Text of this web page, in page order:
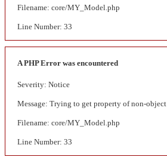
Filename: core/MY_Model.php
Line Number: 33
A PHP Error was encountered
Severity: Notice
Message: Trying to get property of non-object
Filename: core/MY_Model.php
Line Number: 33